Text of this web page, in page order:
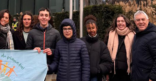
cookies e recolha dados. Ao aceder ao site